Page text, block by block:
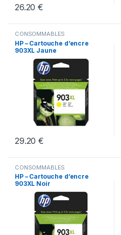
26.20€
CONSOMMABLES
HP – Cartouche d’encre
903XL Jaune
29.20€
CONSOMMABLES
HP – Cartouche d’encre
903XL Noir